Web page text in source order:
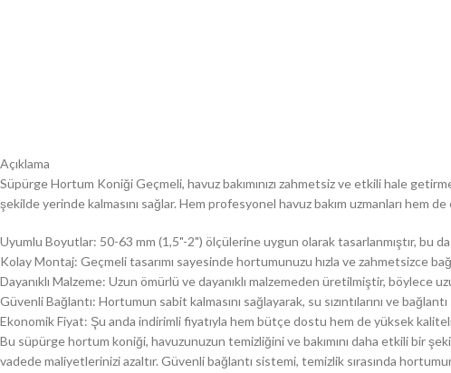
Açıklama
Süpürge Hortum Koniği Geçmeli, havuz bakımınızı zahmetsiz ve etkili hale
şekilde yerinde kalmasını sağlar. Hem profesyonel havuz bakım uzmanları hem
Uyumlu Boyutlar: 50-63 mm (1,5"-2") ölçülerine uygun olarak tasarlanmıştır, bu
Kolay Montaj: Geçmeli tasarımı sayesinde hortumunuzu hızla ve zahmetsizce
Dayanıklı Malzeme: Uzun ömürlü ve dayanıklı malzemeden üretilmiştir, böylece
Güvenli Bağlantı: Hortumun sabit kalmasını sağlayarak, su sızıntılarını ve bağlantı
Ekonomik Fiyat: Şu anda indirimli fiyatıyla hem bütçe dostu hem de yüksek
Bu süpürge hortum koniği, havuzunuzun temizliğini ve bakımını daha etkili bir
vadede maliyetlerinizi azaltır. Güvenli bağlantı sistemi, temizlik sırasında